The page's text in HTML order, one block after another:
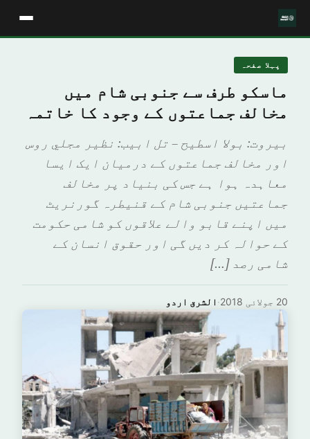
پہلا صفحہ
ماسکو طرف سے جنوبی شام میں
مخالف جماعتوں کے وجود کا خاتمہ
بيروت: بولا اسطيح – تل ابيب: نظير مجلي روس
اور مخالف جماعتوں کے درمیان ایک ایسا
معاہدہ ہوا ہے جس کی بنیاد پر مخالف
جماعتیں جنوبی شام کے قنیطرہ گورنریٹ
میں اپنے قابو والے علاقوں کو شامی حکومت
کے حوالہ کر دیں گی اور حقوق انسان کے
شامی رصد […]
الشرق اردو · 20 جولائی 2018